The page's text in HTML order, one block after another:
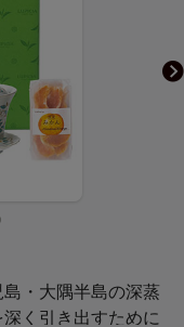
・大隅半島の深蒸
く引き出すために